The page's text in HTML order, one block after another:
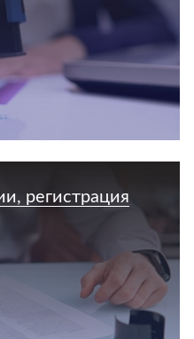
регистрация